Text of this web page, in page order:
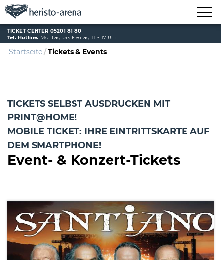
International
TICKET CENTER 05201 81 80
Tel. Hotline: Montag bis Freitag 11 - 17 Uhr
Startseite Tickets & Events
TICKETS SELBST AUSDRUCKEN MIT
PRINT@HOME!
MOBILE TICKET: IHRE EINTRITTSKARTE AUF
DEM SMARTPHONE!
Event- & Konzert-Tickets